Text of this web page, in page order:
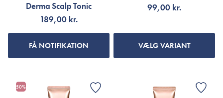
Derma Scalp Tonic
189,00 kr.
FÅ NOTIFIKATION
99,00 kr.
VÆLG VARIANT
50%